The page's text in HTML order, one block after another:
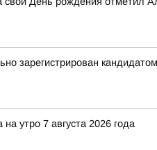
зарегистрирован кандидатом
утро 7 августа 2026 года